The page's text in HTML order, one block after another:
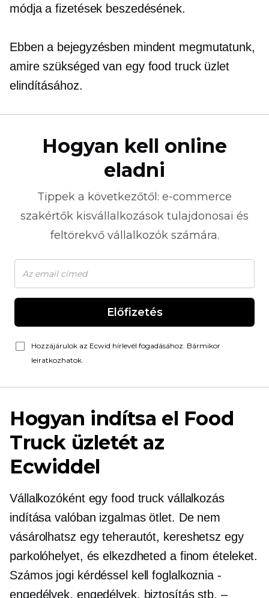
módja a fizetések beszedésének.
Ebben a bejegyzésben mindent megmutatunk,
amire szükséged van egy food truck üzlet
elindításához.
Hogyan kell online
eladni
Tippek a következőtől: e-commerce
szakértők kisvállalkozások tulajdonosai és
feltörekvő vállalkozók számára.
Előfizetés
Hozzájárulok az Ecwid hírlevél fogadásához. Bármikor
leiratkozhatok.
Hogyan indítsa el Food
Truck üzletét az
Ecwiddel
Vállalkozóként egy food truck vállalkozás
indítása valóban izgalmas ötlet. De nem
vásárolhatsz egy teherautót, kereshetsz egy
parkolóhelyet, és elkezdheted a finom ételeket.
Számos jogi kérdéssel kell foglalkoznia -
engedélyek, engedélyek, biztosítás stb. –